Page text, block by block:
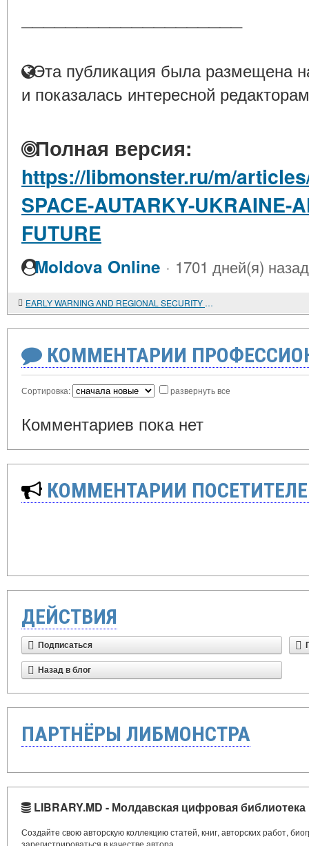
Эта публикация была размещена
и показалась интересной
Полная версия:
https://libmonster.ru/m/
SPACE-AUTARKY-UKRAINE-
FUTURE
Moldova Online · 1701 дней(я) назад
EARLY WARNING AND REGIONAL SECURITY CHALLENGES IN CEE
КОММЕНТАРИИ
Сортировка: развернуть все
Комментариев пока нет
КОММЕНТАРИИ
ДЕЙСТВИЯ
Подписаться
Назад в блог
ПАРТНЁРЫ ЛИБМОНСТРА
LIBRARY.MD - Молдавская цифровая библиотека
Создайте свою авторскую коллекцию статей, книг, авторских работ,
зарегистрироваться в качестве автора.